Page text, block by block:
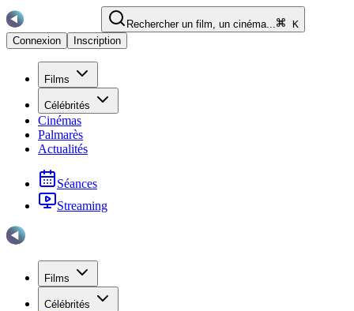
Rechercher un film, un cinéma...
K
Connexion
Inscription
Films
Célébrités
Cinémas
Palmarès
Actualités
Séances
Streaming
Films
Célébrités